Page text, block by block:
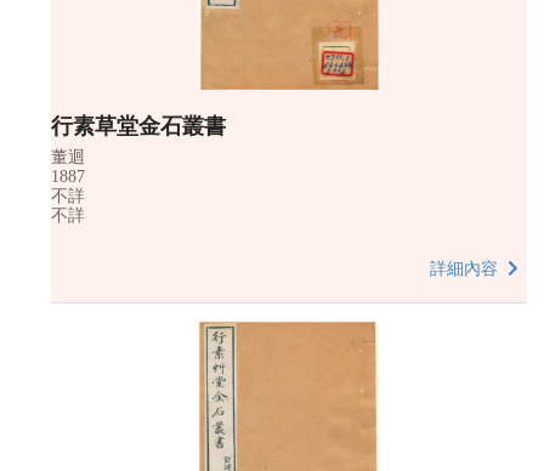
行素草堂金石叢書
董迴
1887
不詳
不詳
詳細內容